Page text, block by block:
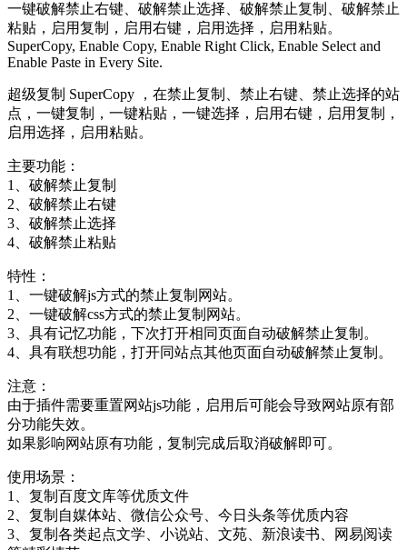
一键破解禁止右键、破解禁止选择、破解禁止复制、破解禁止
粘贴，启用复制，启用右键，启用选择，启用粘贴。
SuperCopy, Enable Copy, Enable Right Click, Enable Select and
Enable Paste in Every Site.
超级复制 SuperCopy ，在禁止复制、禁止右键、禁止选择的站
点，一键复制，一键粘贴，一键选择，启用右键，启用复制，
启用选择，启用粘贴。
主要功能：
1、破解禁止复制
2、破解禁止右键
3、破解禁止选择
4、破解禁止粘贴
特性：
1、一键破解js方式的禁止复制网站。
2、一键破解css方式的禁止复制网站。
3、具有记忆功能，下次打开相同页面自动破解禁止复制。
4、具有联想功能，打开同站点其他页面自动破解禁止复制。
注意：
由于插件需要重置网站js功能，启用后可能会导致网站原有部
分功能失效。
如果影响网站原有功能，复制完成后取消破解即可。
使用场景：
1、复制百度文库等优质文件
2、复制自媒体站、微信公众号、今日头条等优质内容
3、复制各类起点文学、小说站、文苑、新浪读书、网易阅读